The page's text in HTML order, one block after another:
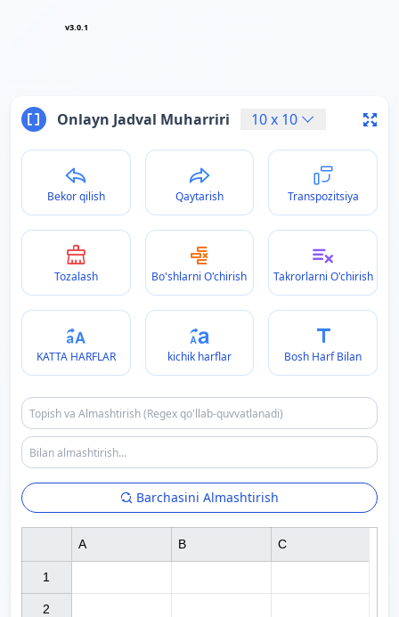
v3.0.1
Onlayn Jadval Muharriri 10x 10
Bekor qilish Qaytarish Transpozitsiya
Tozalash Bo'shlarni O'chirish Takrorlarni O'chirish
KATTA HARFLAR kichik harflar Bosh Harf Bilan
Barchasini Almashtirish
1
2
A B C